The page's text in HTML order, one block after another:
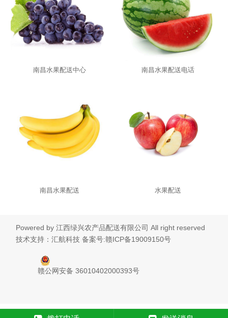
南昌水果配送中心 南昌水果配送电话
南昌水果配送 水果配送
Powered by江西绿兴农产品配送有限公司 All right reserved
技术支持：汇航科技备案号:赣ICP备19009150号
赣公网安备 36010402000393号